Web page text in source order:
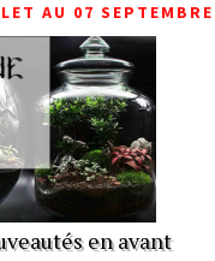
AU 07 SEPTEMBRE
en avant